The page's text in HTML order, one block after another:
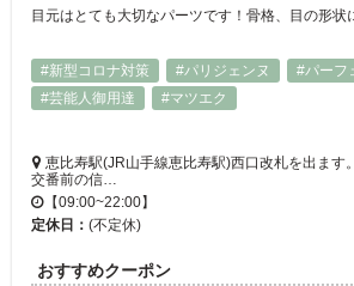
#新型コロナ対策
#パリジェンヌ
#パーフ
#芸能人御用達
#マツエク
恵比寿駅(JR山手線恵比寿駅)西口改札を出ます
交番前の信…
【09:00~22:00】
定休日： (不定休)
おすすめクーポン